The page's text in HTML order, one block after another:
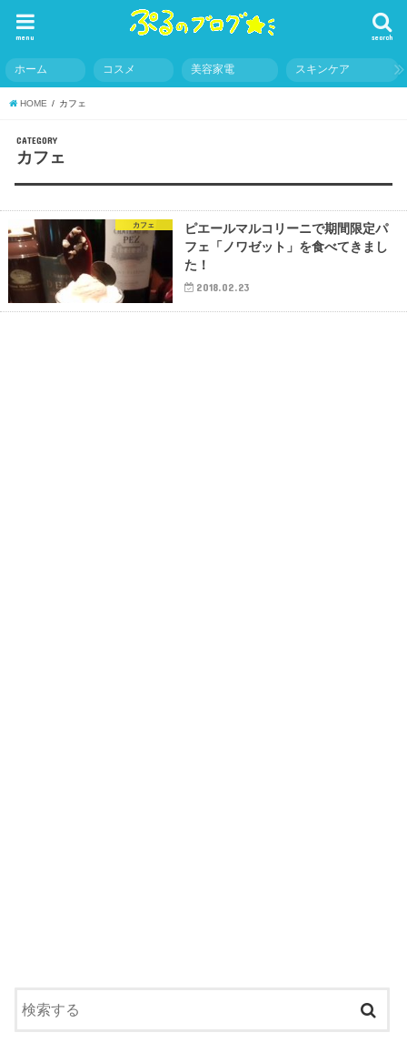
search
menu
ホーム コスメ 美容家電 スキンケア
HOME カフェ
CATEGORY
カフェ
カフェ
ピエールマルコリーニで期間限定パ
フェ「ノワゼット」を食べてきまし
た！
2018.02.23